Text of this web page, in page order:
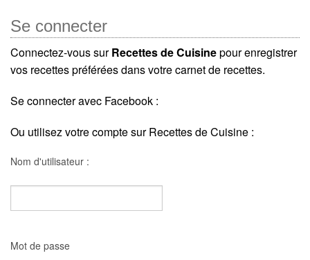
Se connecter
Connectez-vous surRecettes de Cuisinepour enregistrer
vos recettes préférées dans votre carnet de recettes.
Se connecter avec Facebook :
Ou utilisez votre compte sur Recettes de Cuisine :
Nom d'utilisateur :
Mot de passe